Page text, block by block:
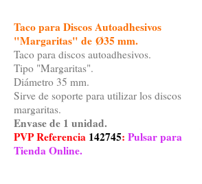
Taco para Discos Autoadhesivos
"Margaritas" de Ø35 mm.
Taco para discos autoadhesivos.
Tipo "Margaritas".
Diámetro 35 mm.
Sirve de soporte para utilizar los discos
margaritas.
Envase de 1 unidad.
PVP Referencia 142745: Pulsar para
Tienda Online.